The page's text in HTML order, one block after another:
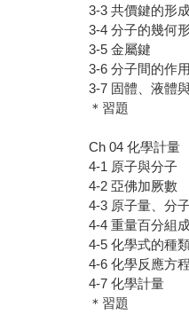
3-3 共價鍵的形
3-4 分子的幾何
3-5 金屬鍵
3-6 分子間的作
3-7 固體、液體
＊習題
Ch 04 化學計量
4-1 原子與分子
4-2 亞佛加厥數
4-3 原子量、分
4-4 重量百分組
4-5 化學式的種
4-6 化學反應方
4-7 化學計量
＊習題